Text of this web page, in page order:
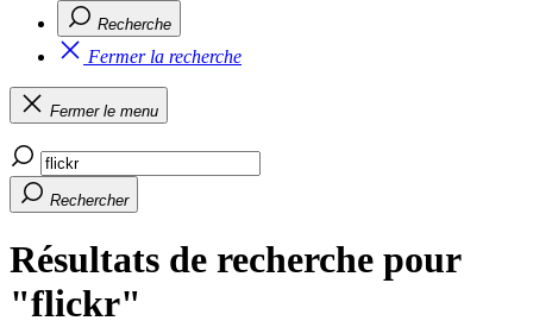
Recherche
Fermer la recherche
Fermer le menu
Rechercher
Résultats de recherche pour
"flickr"